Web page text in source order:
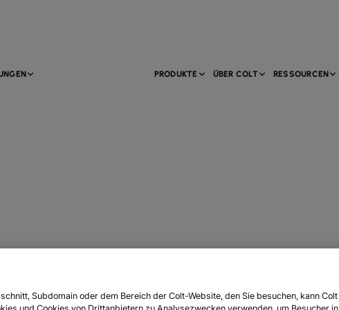
PRODUKTE ÜBER COLT RESSOURCEN
Subdomain oder dem Bereich der Colt-Website, den Sie besuchen, kann Colt